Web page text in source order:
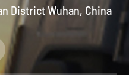
District Wuhan, China